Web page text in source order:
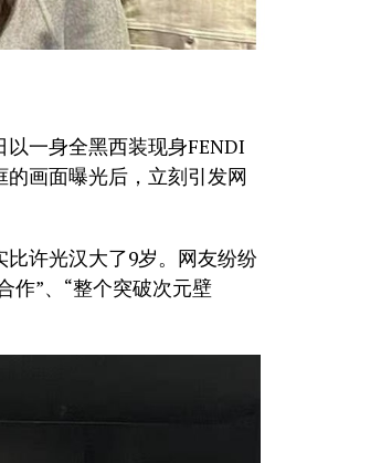
一身全黑西装现身FENDI
画面曝光后，立刻引发网
许光汉大了9岁。网友纷纷
作”、“整个突破次元壁